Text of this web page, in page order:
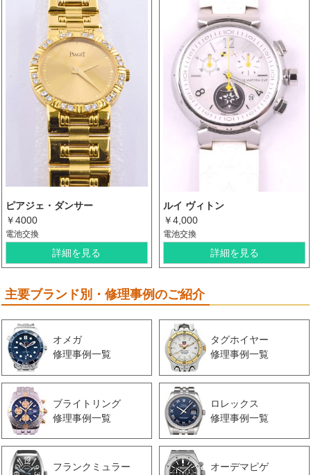
ピアジェ・ダンサー
￥4000
電池交換
詳細を見る
ルイ ヴィトン
￥4,000
電池交換
詳細を見る
主要ブランド別・修理事例のご紹介
オメガ
修理事例一覧
タグホイヤー
修理事例一覧
ブライトリング
修理事例一覧
ロレックス
修理事例一覧
フランクミュラー
オーデマピゲ